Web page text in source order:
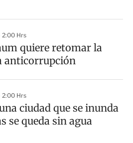
2:00 Hrs
quiere retomar la
anticorrupción
2:00 Hrs
ciudad que se inunda
se queda sin agua